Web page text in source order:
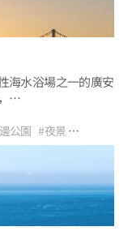
海水浴場之一的廣安
美食店盛宴，
藏的魅力無窮無盡。
公園 #夜景
衝浪 #咖啡館
#手工啤酒